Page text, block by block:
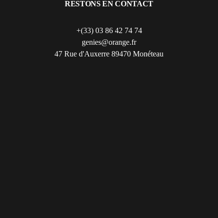
RESTONS EN CONTACT
+(33) 03 86 42 74 74
genies@orange.fr
47 Rue d'Auxerre 89470 Monéteau